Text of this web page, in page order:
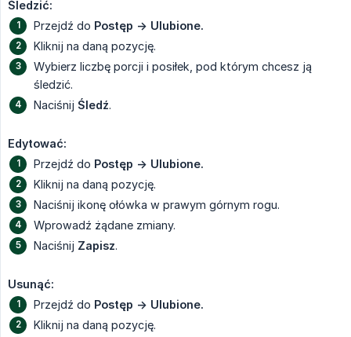
Śledzić:
Przejdź do Postęp -> Ulubione.
Kliknij na daną pozycję.
Wybierz liczbę porcji i posiłek, pod którym chcesz ją
śledzić.
Naciśnij Śledź.
Edytować:
Przejdź do Postęp -> Ulubione.
Kliknij na daną pozycję.
Naciśnij ikonę ołówka w prawym górnym rogu.
Wprowadź żądane zmiany.
Naciśnij Zapisz.
Usunąć:
Przejdź do Postęp -> Ulubione.
Kliknij na daną pozycję.